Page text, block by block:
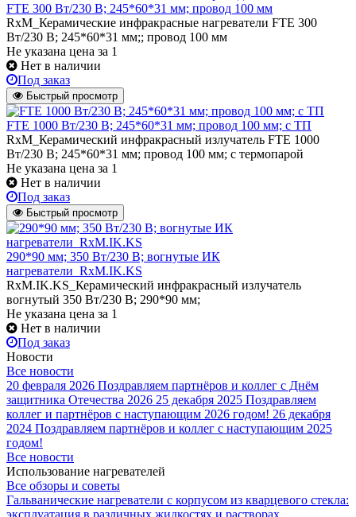
FTE 300 Вт/230 В; 245*60*31 мм; провод 100 мм
RxM_Керамические инфракрасные нагреватели FTE 300
Вт/230 В; 245*60*31 мм;; провод 100 мм
Не указана цена за 1
Нет в наличии
Под заказ
Быстрый просмотр
FTE 1000 Вт/230 В; 245*60*31 мм; провод 100 мм; с ТП
RxM_Керамический инфракрасный излучатель FTE 1000
Вт/230 В; 245*60*31 мм; провод 100 мм; с термопарой
Не указана цена за 1
Нет в наличии
Под заказ
Быстрый просмотр
290*90 мм; 350 Вт/230 В; вогнутые ИК
нагреватели_RxM.IK.KS
RxM.IK.KS_Керамический инфракрасный излучатель
вогнутый 350 Вт/230 В; 290*90 мм;
Не указана цена за 1
Нет в наличии
Под заказ
Новости
Все новости
20 февраля 2026 Поздравляем партнёров и коллег с Днём
защитника Отечества 2026 25 декабря 2025 Поздравляем
коллег и партнёров с наступающим 2026 годом! 26 декабря
2024 Поздравляем партнёров и коллег с наступающим 2025
годом!
Все новости
Использование нагревателей
Все обзоры и советы
Гальванические нагреватели с корпусом из кварцевого стекла:
эксплуатация в различных жидкостях и растворах